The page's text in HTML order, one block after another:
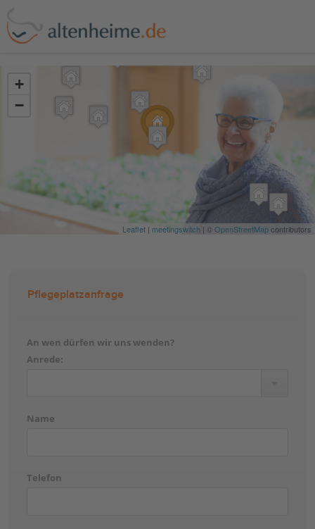
+
−
Leaflet | meetingswitch | ©OpenStreetMapcontributors
Pflegeplatzanfrage
An wen dürfen wir uns wenden?
Anrede:
Name
Telefon